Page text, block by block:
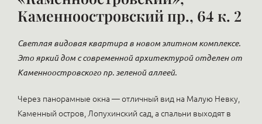
Каменноостровский пр., 64 к. 2
Светлая видовая квартира в новом элитном комплексе.
Это яркий дом с современной архитектурой отделен от
Каменноостровского пр. зеленой аллеей.
Через панорамные окна — отличный вид на Малую Невку,
Каменный остров, Лопухинский сад, а спальни выходят в